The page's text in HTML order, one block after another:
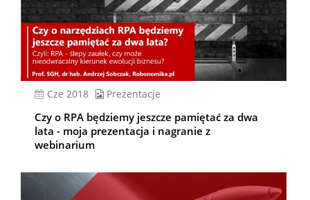
cze 2018 Prezentacje
Czy o RPA będziemy jeszcze pamiętać za dwa
lata - moja prezentacja i nagranie z
webinarium